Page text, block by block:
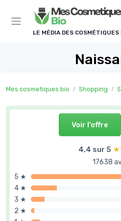
LE MÉDIA DES COSMÉTIQUES
Mes cosmetiques bio Shopping
Voir l'offre
4,4 sur 5
17638
5 ★
4 ★
3 ★
2 ★
Panneau de gestion des cookies